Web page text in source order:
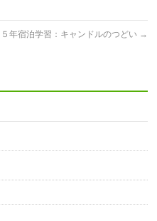
５年宿泊学習：キャンドルのつどい →